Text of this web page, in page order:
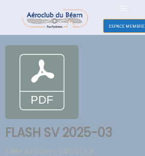
ESPACE MEMBRE
FLASH SV 2025-03
Taille du fichier: 545.43 KB